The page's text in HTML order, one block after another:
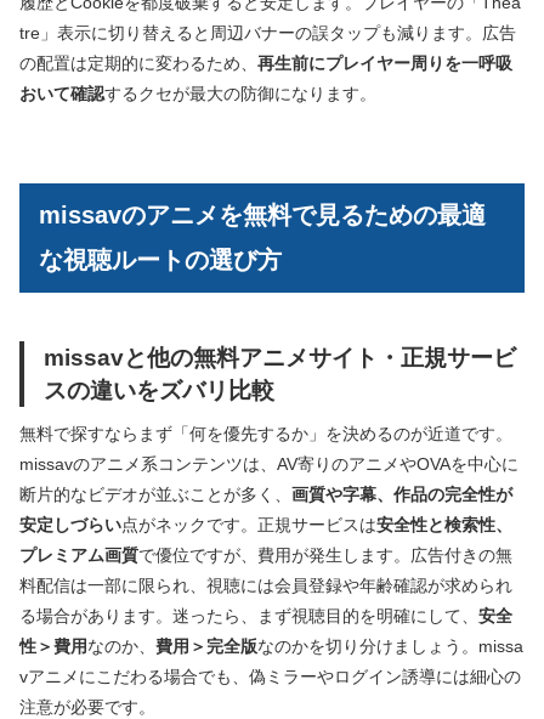
tre」表示に切り替えると周辺バナーの誤タップも減ります。広告
の配置は定期的に変わるため、 再生前にプレイヤー周りを一呼吸
おいて確認するクセが最大の防御になります。
missavのアニメを無料で見るための最適
な視聴ルートの選び方
missavと他の無料アニメサイト・正規サービ
スの違いをズバリ比較
無料で探すならまず「何を優先するか」を決めるのが近道です。
missavのアニメ系コンテンツは、AV寄りのアニメやOVAを中心に
断片的なビデオが並ぶことが多く、 画質や字幕、作品の完全性が
安定しづらい点がネックです。正規サービスは安全性と検索性、
プレミアム画質で優位ですが、費用が発生します。広告付きの無
料配信は一部に限られ、視聴には会員登録や年齢確認が求められ
る場合があります。迷ったら、まず視聴目的を明確にして、 安全
性＞費用なのか、 費用＞完全版なのかを切り分けましょう。missa
vアニメにこだわる場合でも、偽ミラーやログイン誘導には細心の
注意が必要です。